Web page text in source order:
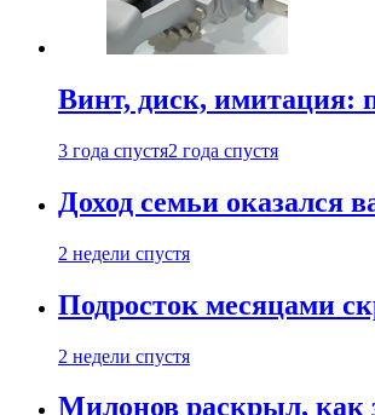
Винт, диск, имитация:
3 года спустя2 года спустя
Доход семьи оказался
2 недели спустя
Подросток месяцами
2 недели спустя
Милонов раскрыл, как